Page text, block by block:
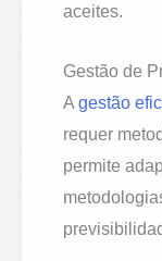
aceites.
Gestão de
Agestão
requer
permite